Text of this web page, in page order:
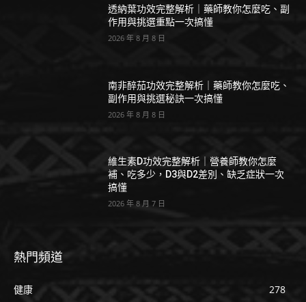
透納葉功效完整解析｜藥師教你怎麼吃、副
作用與挑選重點一次搞懂
2026 年 8 月 8 日
南非醉茄功效完整解析｜藥師教你怎麼吃、
副作用與挑選秘訣一次搞懂
2026 年 8 月 8 日
維生素D功效完整解析｜營養師教你怎麼
補、吃多少，D3與D2差別、缺乏症狀一次
搞懂
2026 年 8 月 7 日
熱門頻道
健康
278